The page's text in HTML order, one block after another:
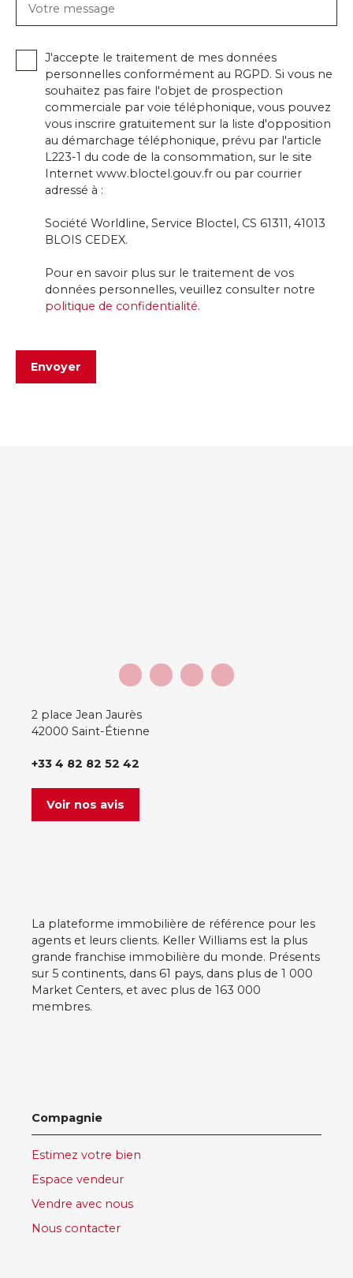
Votre message
J'accepte le traitement de mes données
personnelles conformément au RGPD. Si vous ne
souhaitez pas faire l'objet de prospection
commerciale par voie téléphonique, vous pouvez
vous inscrire gratuitement sur la liste d'opposition
au démarchage téléphonique, prévu par l'article
L223-1 du code de la consommation, sur le site
Internet www.bloctel.gouv.fr ou par courrier
adressé à :
Société Worldline, Service Bloctel, CS 61311, 41013
BLOIS CEDEX.
Pour en savoir plus sur le traitement de vos
données personnelles, veuillez consulter notre
politique de confidentialité.
Envoyer
2 place Jean Jaurès
42000 Saint-Étienne
+33 4 82 82 52 42
Voir nos avis
La plateforme immobilière de référence pour les
agents et leurs clients. Keller Williams est la plus
grande franchise immobilière du monde. Présents
sur 5 continents, dans 61 pays, dans plus de 1 000
Market Centers, et avec plus de 163 000
membres.
Compagnie
Estimez votre bien
Espace vendeur
Vendre avec nous
Nous contacter